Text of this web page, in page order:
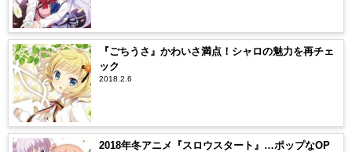
『ごちうさ』かわいさ満点！シャロの魅力を再チェ
ック
2018.2.6
2018年冬アニメ『スロウスタート』…ポップなOP